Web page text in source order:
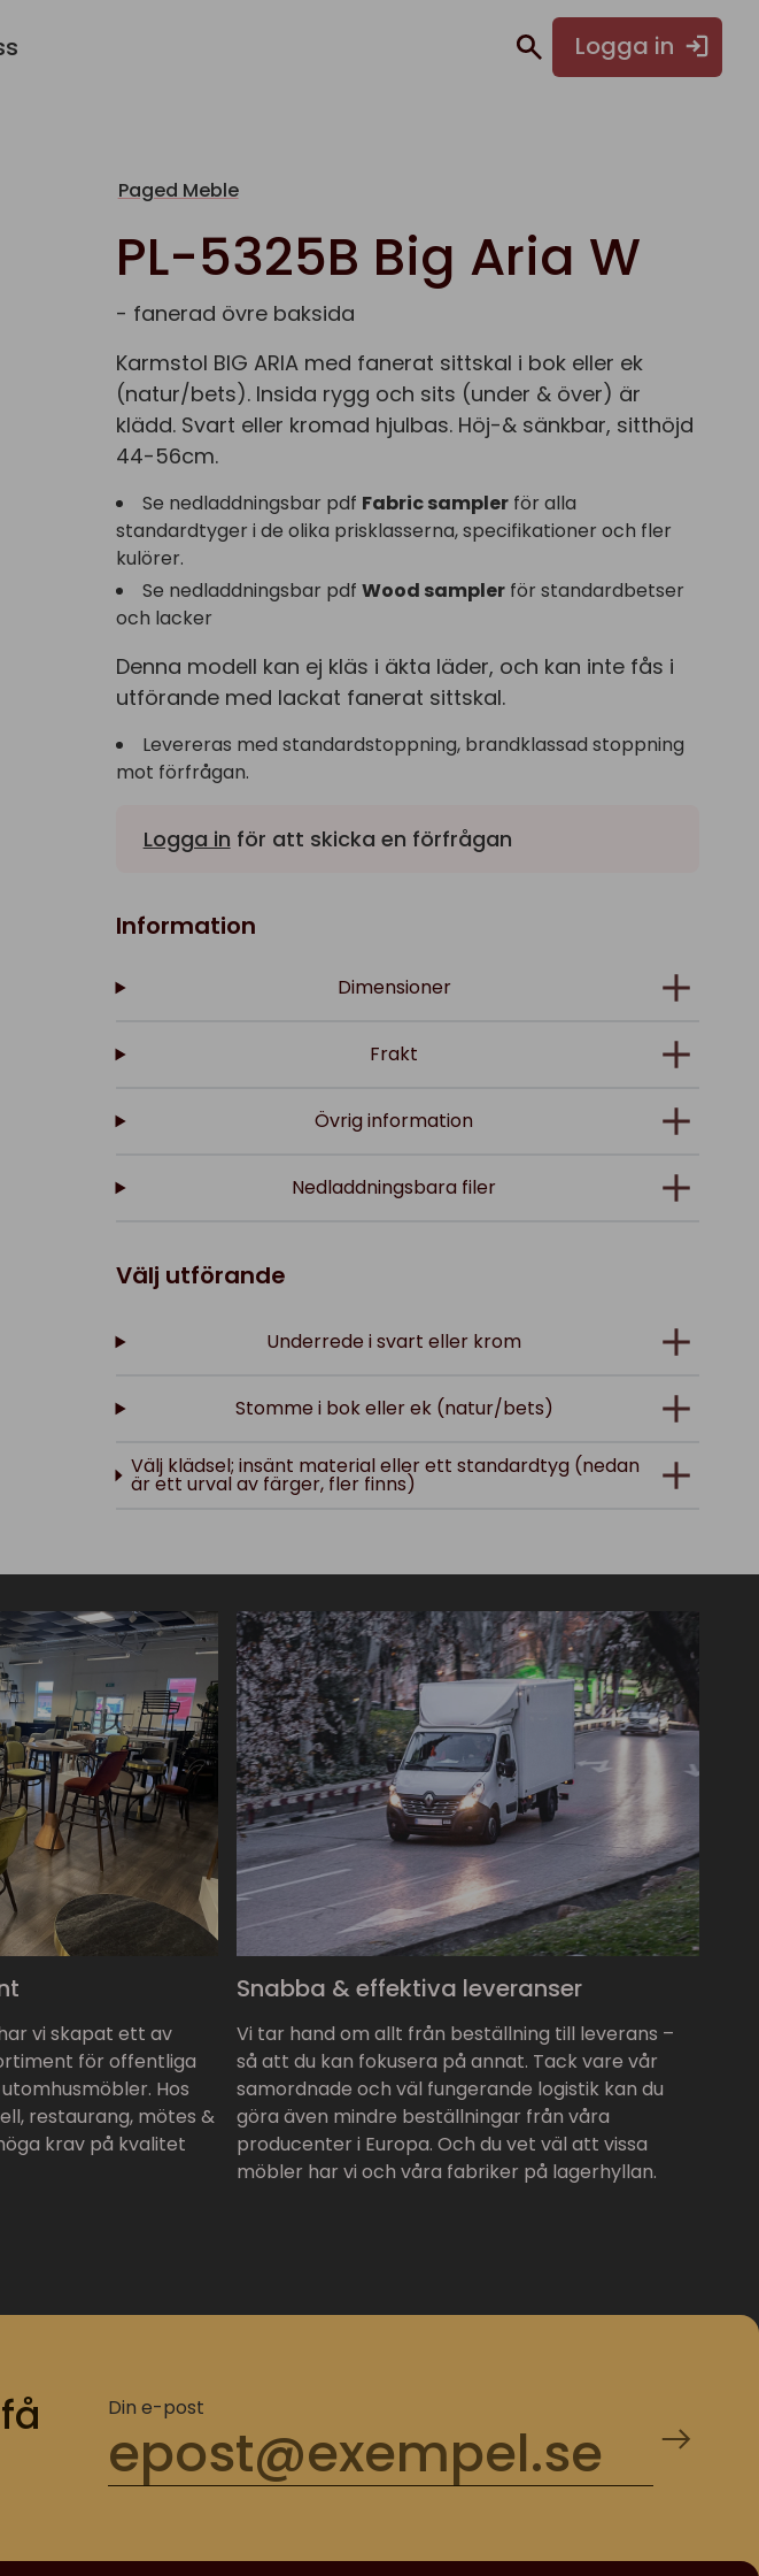
Logga in
Paged Meble
PL-5325B Big Aria W
- fanerad övre baksida
Karmstol BIG ARIA med fanerat sittskal i bok eller ek
(natur/bets). Insida rygg och sits (under & över) är
klädd. Svart eller kromad hjulbas. Höj-& sänkbar, sitthöjd
44-56cm.
Se nedladdningsbar pdf Fabric samplerför alla
standardtyger i de olika prisklasserna, specifikationer och fler
kulörer.
Se nedladdningsbar pdf Wood samplerför standardbetser
och lacker
Denna modell kan ej kläs i äkta läder, och kan inte fås i
utförande med lackat fanerat sittskal.
Levereras med standardstoppning, brandklassad stoppning
mot förfrågan.
Logga in för att skicka en förfrågan
Information
Dimensioner
Frakt
Övrig information
Nedladdningsbara filer
Välj utförande
Underrede i svart eller krom
Stomme i bok eller ek (natur/bets)
Välj klädsel; insänt material eller ett standardtyg (nedan
är ett urval av färger, fler finns)
vi skapat ett av
för offentliga
Hos
restaurang, mötes &
krav på kvalitet
Snabba & effektiva leveranser
Vi tar hand om allt från beställning till leverans –
så att du kan fokusera på annat. Tack vare vår
samordnade och väl fungerande logistik kan du
göra även mindre beställningar från våra
producenter i Europa. Och du vet väl att vissa
möbler har vi och våra fabriker på lagerhyllan.
Din e-post